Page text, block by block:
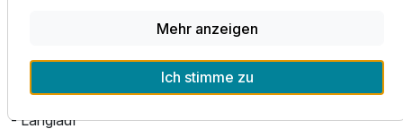
Für 5 Tage 483,00 €
- Rodeln: 6 km lange Rodelbahn & Nachtrodeln
- Eislaufplatz Seepark: Eislaufen, Eishockey,
Eisstockschießen
- Langlauf
Mehr anzeigen
Ich stimme zu